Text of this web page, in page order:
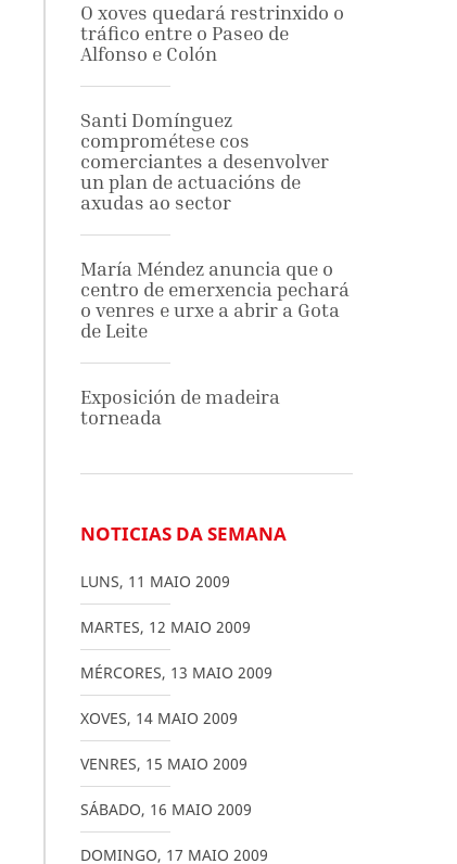
O xoves quedará restrinxido o
tráfico entre o Paseo de
Alfonso e Colón
Santi Domínguez
comprométese cos
comerciantes a desenvolver
un plan de actuacións de
axudas ao sector
María Méndez anuncia que o
centro de emerxencia pechará
o venres e urxe a abrir a Gota
de Leite
Exposición de madeira
torneada
NOTICIAS DA SEMANA
LUNS, 11 MAIO 2009
MARTES, 12 MAIO 2009
MÉRCORES, 13 MAIO 2009
XOVES, 14 MAIO 2009
VENRES, 15 MAIO 2009
SÁBADO, 16 MAIO 2009
DOMINGO, 17 MAIO 2009